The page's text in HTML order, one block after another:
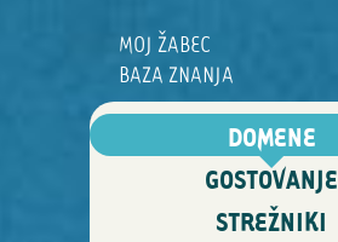
MOJ ŽABEC
BAZA ZNANJA
DOMENE
GOSTOVANJE
STREŽNIKI